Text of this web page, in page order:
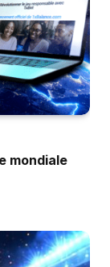
mondiale